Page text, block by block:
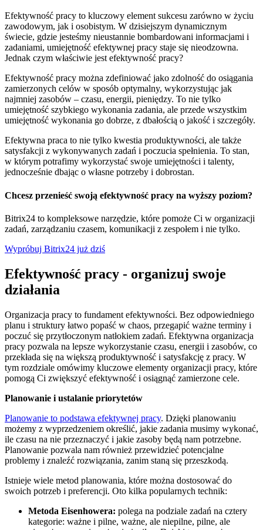
Efektywność pracy to kluczowy element sukcesu zarówno w życiu
zawodowym, jak i osobistym. W dzisiejszym dynamicznym
świecie, gdzie jesteśmy nieustannie bombardowani informacjami i
zadaniami, umiejętność efektywnej pracy staje się nieodzowna.
Jednak czym właściwie jest efektywność pracy?
Efektywność pracy można zdefiniować jako zdolność do osiągania
zamierzonych celów w sposób optymalny, wykorzystując jak
najmniej zasobów – czasu, energii, pieniędzy. To nie tylko
umiejętność szybkiego wykonania zadania, ale przede wszystkim
umiejętność wykonania go dobrze, z dbałością o jakość i szczegóły.
Efektywna praca to nie tylko kwestia produktywności, ale także
satysfakcji z wykonywanych zadań i poczucia spełnienia. To stan,
w którym potrafimy wykorzystać swoje umiejętności i talenty,
jednocześnie dbając o własne potrzeby i dobrostan.
Chcesz przenieść swoją efektywność pracy na wyższy poziom?
Bitrix24 to kompleksowe narzędzie, które pomoże Ci w organizacji
zadań, zarządzaniu czasem, komunikacji z zespołem i nie tylko.
Wypróbuj Bitrix24 już dziś
Efektywność pracy - organizuj swoje
działania
Organizacja pracy to fundament efektywności. Bez odpowiedniego
planu i struktury łatwo popaść w chaos, przegapić ważne terminy i
poczuć się przytłoczonym natłokiem zadań. Efektywna organizacja
pracy pozwala na lepsze wykorzystanie czasu, energii i zasobów, co
przekłada się na większą produktywność i satysfakcję z pracy. W
tym rozdziale omówimy kluczowe elementy organizacji pracy, które
pomogą Ci zwiększyć efektywność i osiągnąć zamierzone cele.
Planowanie i ustalanie priorytetów
Planowanie to podstawa efektywnej pracy. Dzięki planowaniu
możemy z wyprzedzeniem określić, jakie zadania musimy wykonać,
ile czasu na nie przeznaczyć i jakie zasoby będą nam potrzebne.
Planowanie pozwala nam również przewidzieć potencjalne
problemy i znaleźć rozwiązania, zanim staną się przeszkodą.
Istnieje wiele metod planowania, które można dostosować do
swoich potrzeb i preferencji. Oto kilka popularnych technik:
Metoda Eisenhowera: polega na podziale zadań na cztery
kategorie: ważne i pilne, ważne, ale niepilne, pilne, ale